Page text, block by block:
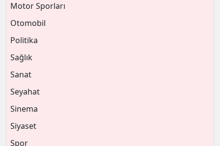
Motor Sporları
Otomobil
Politika
Sağlık
Sanat
Seyahat
Sinema
Siyaset
Spor